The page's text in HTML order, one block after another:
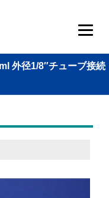
外径1/8″チューブ接続